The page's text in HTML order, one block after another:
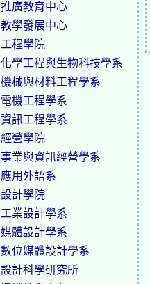
推廣教育中心
教學發展中心
工程學院
化學工程與生物科技學系
機械與材料工程學系
電機工程學系
資訊工程學系
經營學院
事業與資訊經營學系
應用外語系
設計學院
工業設計學系
媒體設計學系
數位媒體設計學系
設計科學研究所